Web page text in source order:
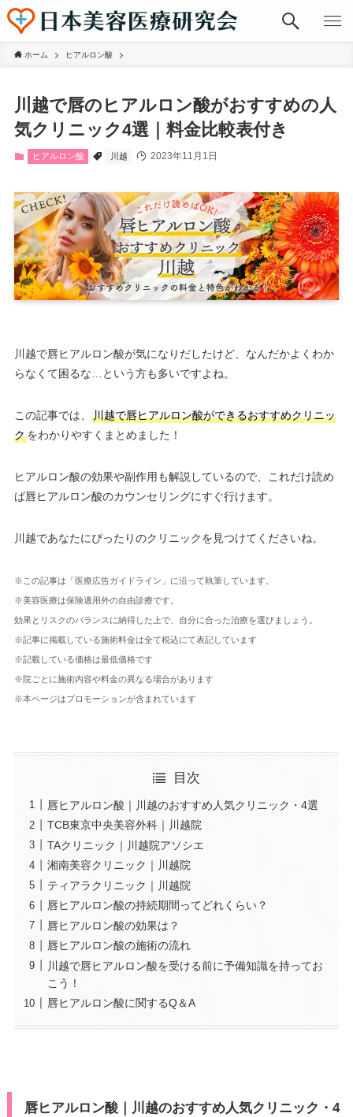
ホーム ヒアルロン酸
川越で唇のヒアルロン酸がおすすめの人
気クリニック4選｜料金比較表付き
ヒアルロン酸 川越 2023年11月1日
川越で唇ヒアルロン酸が気になりだしたけど、なんだかよくわか
らなくて困るな…という方も多いですよね。
この記事では、
川越で唇ヒアルロン酸ができるおすすめクリニッ
クをわかりやすくまとめました！
ヒアルロン酸の効果や副作用も解説しているので、これだけ読め
ば唇ヒアルロン酸のカウンセリングにすぐ行けます。
川越であなたにぴったりのクリニックを見つけてくださいね。
※この記事は「医療広告ガイドライン」に沿って執筆しています。
※美容医療は保険適用外の自由診療です。
効果とリスクのバランスに納得した上で、自分に合った治療を選びましょう。
※記事に掲載している施術料金は全て税込にて表記しています
※記載している価格は最低価格です
※院ごとに施術内容や料金の異なる場合があります
※本ページはプロモーションが含まれています
目次
唇ヒアルロン酸｜川越のおすすめ人気クリニック・4選
TCB東京中央美容外科｜川越院
TAクリニック｜川越院アソシエ
湘南美容クリニック｜川越院
ティアラクリニック｜川越院
唇ヒアルロン酸の持続期間ってどれくらい？
唇ヒアルロン酸の効果は？
唇ヒアルロン酸の施術の流れ
川越で唇ヒアルロン酸を受ける前に予備知識を持ってお
こう！
唇ヒアルロン酸に関するQ＆A
唇ヒアルロン酸｜川越のおすすめ人気クリニック・4